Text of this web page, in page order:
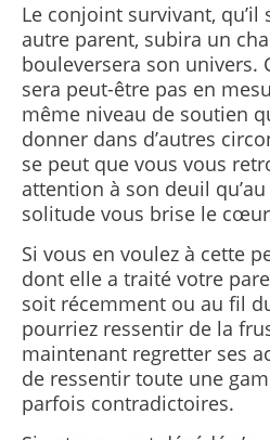
Le conjoint survivant,
autre parent, subira un
bouleversera son univers.
sera peut-être pas en
même niveau de soutien
donner dans d’autres
se peut que vous vous
attention à son deuil
solitude vous brise le
Si vous en voulez à cette
dont elle a traité votre
soit récemment ou au fil
pourriez ressentir de la
maintenant regretter ses
de ressentir toute une
parfois contradictoires.